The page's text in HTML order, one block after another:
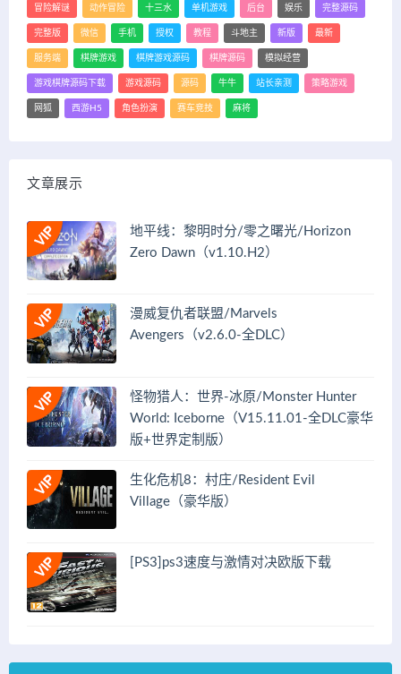
冒险解谜 动作冒险 十三水 单机游戏 后台 娱乐 完整源码
完整版 微信 手机 授权 教程 斗地主 新版 最新
服务端 棋牌游戏 棋牌游戏源码 棋牌源码 模拟经营
游戏棋牌源码下载 游戏源码 源码 牛牛 站长亲测 策略游戏
网狐 西游H5 角色扮演 赛车竞技 麻将
文章展示
地平线：黎明时分/零之曙光/Horizon
Zero Dawn（v1.10.H2）
漫威复仇者联盟/Marvels
Avengers（v2.6.0-全DLC）
怪物猎人：世界-冰原/Monster Hunter
World: Iceborne（V15.11.01-全DLC豪华
版+世界定制版）
生化危机8：村庄/Resident Evil
Village（豪华版）
[PS3]ps3速度与激情对决欧版下载